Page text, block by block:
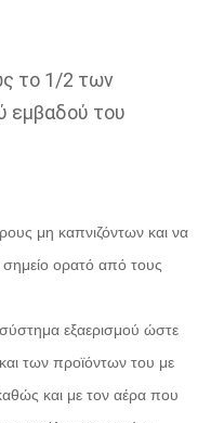
το 1/2 των
εμβαδού του
μη καπνιζόντων και να
ορατό από τους
εξαερισμού ώστε
των προϊόντων του με
και με τον αέρα που